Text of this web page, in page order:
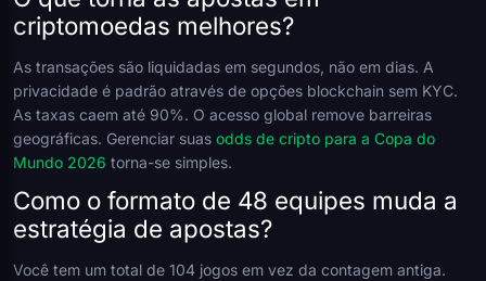
criptomoedas melhores?
As transações são liquidadas em segundos, não em dias. A
privacidade é padrão através de opções blockchain sem KYC.
As taxas caem até 90%. O acesso global remove barreiras
geográficas. Gerenciar suas odds de cripto para a Copa do
Mundo 2026 torna-se simples.
Como o formato de 48 equipes muda a
estratégia de apostas?
Você tem um total de 104 jogos em vez da contagem antiga.